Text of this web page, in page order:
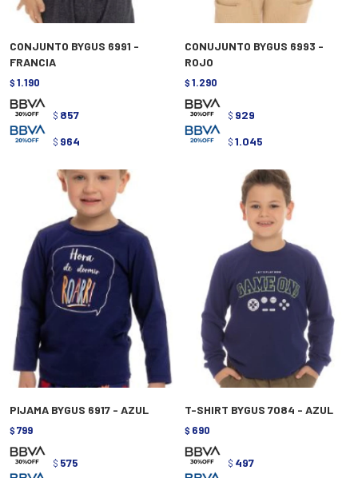
CONJUNTO BYGUS 6991 -
FRANCIA
$ 1.190
$ 857
$ 964
CONUJUNTO BYGUS 6993 -
ROJO
$ 1.290
$ 929
$ 1.045
PIJAMA BYGUS 6917 - AZUL
$ 799
$ 575
T-SHIRT BYGUS 7084 - AZUL
$ 690
$ 497